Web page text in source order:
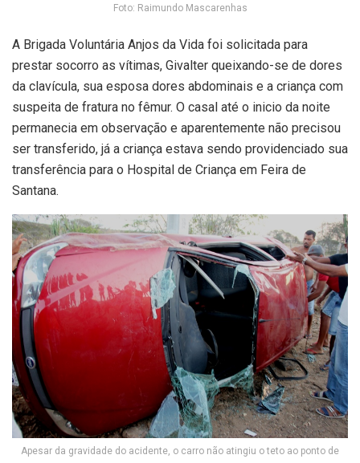
Foto: Raimundo Mascarenhas
A Brigada Voluntária Anjos da Vida foi solicitada para
prestar socorro as vítimas, Givalter queixando-se de dores
da clavícula, sua esposa dores abdominais e a criança com
suspeita de fratura no fêmur. O casal até o inicio da noite
permanecia em observação e aparentemente não precisou
ser transferido, já a criança estava sendo providenciado sua
transferência para o Hospital de Criança em Feira de
Santana.
Apesar da gravidade do acidente, o carro não atingiu o teto ao ponto de